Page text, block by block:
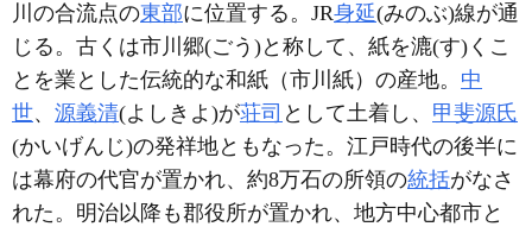
川の合流点の東部に位置する。JR身延(みのぶ)線が通
じる。古くは市川郷(ごう)と称して、紙を漉(す)くこ
とを業とした伝統的な和紙（市川紙）の産地。 中
世、 源義清(よしきよ)が荘司 として土着し、 甲斐源氏
(かいげんじ)の発祥地ともなった。江戸時代の後半に
は幕府の代官が置かれ、約8万石の所領の統括がなさ
れた。明治以降も郡役所が置かれ、地方中心都市と